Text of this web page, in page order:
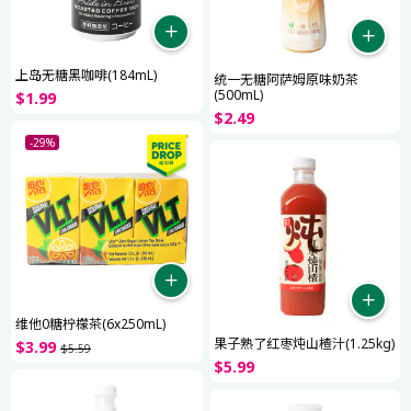
上岛无糖黑咖啡(184mL)
$1.99
统一无糖阿萨姆原味奶茶
(500mL)
$2.49
-29%
维他0糖柠檬茶(6x250mL)
$3.99 $5.59 果子熟了红枣炖山楂汁(1.25kg)
$5.99